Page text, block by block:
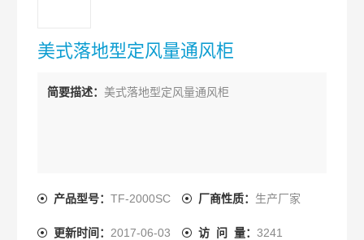
美式落地型定风量通风柜
简要描述：美式落地型定风量通风柜
产品编号：
产品型号：TF-2000SC 厂商性质： 生产厂家
更新时间： 2017-06-03 访 问 量： 3241